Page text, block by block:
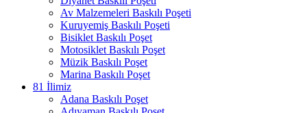
Av Malzemeleri Baskılı Poşeti
Kuruyemiş Baskılı Poşeti
Bisiklet Baskılı Poşet
Motosiklet Baskılı Poşet
Müzik Baskılı Poşet
Marina Baskılı Poşet
81 İlimiz
Adana Baskılı Poşet